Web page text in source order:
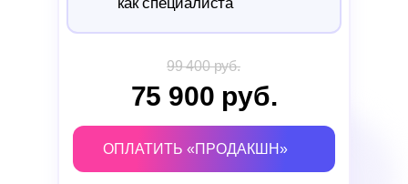
75 900 руб.
99 400 руб.
ОПЛАТИТЬ «ПРОДАКШН»